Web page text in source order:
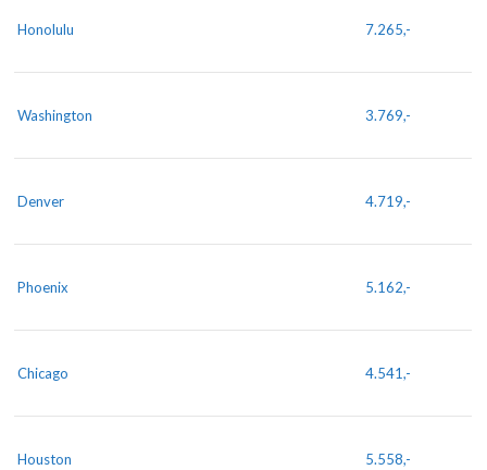
Honolulu 7.265,-
Washington 3.769,-
Denver 4.719,-
Phoenix 5.162,-
Chicago 4.541,-
Houston 5.558,-